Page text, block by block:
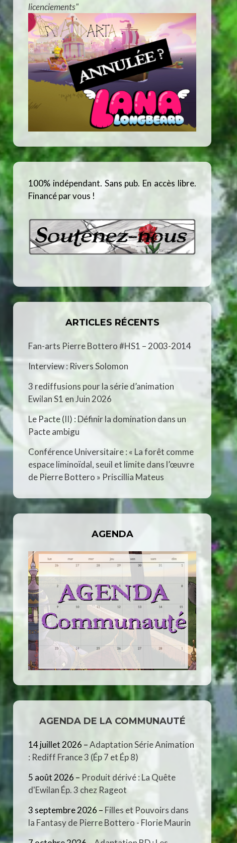
licenciements"
100% indépendant. Sans pub. En accès libre.
Financé par vous !
ARTICLES RÉCENTS
Fan-arts Pierre Bottero #HS1 – 2003-2014
Interview : Rivers Solomon
3 rediffusions pour la série d’animation
Ewilan S1 en Juin 2026
Le Pacte (II) : Définir la domination dans un
Pacte ambigu
Conférence Universitaire : « La forêt comme
espace liminoïdal, seuil et limite dans l’œuvre
de Pierre Bottero » Priscillia Mateus
AGENDA
AGENDA DE LA COMMUNAUTÉ
14 juillet 2026 –Adaptation Série Animation
: Rediff France 3 (Ép 7 et Ép 8)
5 août 2026 – Produit dérivé : La Quête
d'Ewilan Ép. 3 chez Rageot
3 septembre 2026 – Filles et Pouvoirs dans
la Fantasy de Pierre Bottero - Florie Maurin